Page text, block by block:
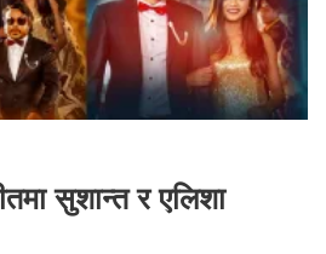
सुशान्त र एलिशा